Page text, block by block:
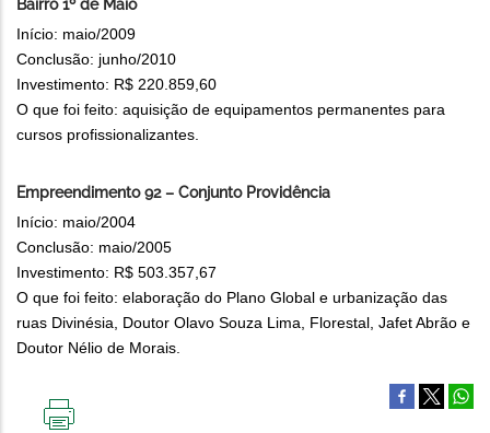
Bairro 1º de Maio
Início: maio/2009
Conclusão: junho/2010
Investimento: R$ 220.859,60
O que foi feito: aquisição de equipamentos permanentes para
cursos profissionalizantes.
Empreendimento 92 – Conjunto Providência
Início: maio/2004
Conclusão: maio/2005
Investimento: R$ 503.357,67
O que foi feito: elaboração do Plano Global e urbanização das
ruas Divinésia, Doutor Olavo Souza Lima, Florestal, Jafet Abrão e
Doutor Nélio de Morais.